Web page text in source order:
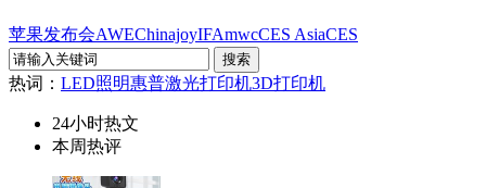
苹果发布会AWEChinajoyIFAmwcCES AsiaCES
热词： LED照明惠普激光打印机3D打印机
24小时热文
本周热评